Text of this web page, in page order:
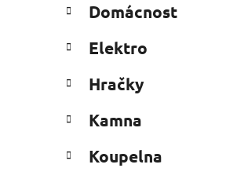
n
í
a
e
e
o
i
Domácnost
Elektro
Hračky
Kamna
Koupelna